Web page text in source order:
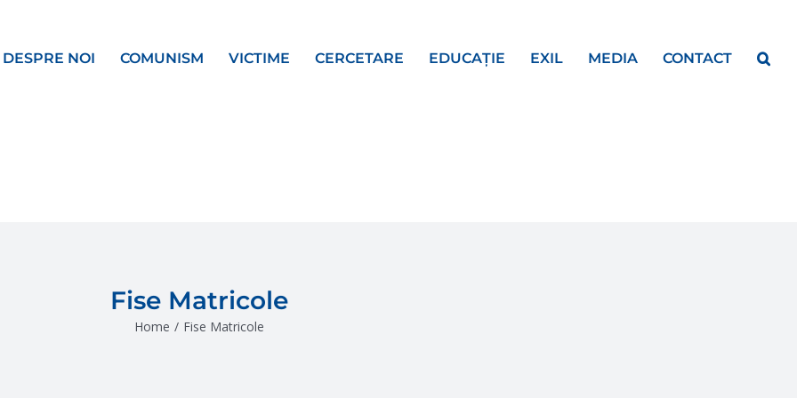
DESPRE NOI COMUNISM VICTIME CERCETARE EDUCAȚIE EXIL MEDIA CONTACT
Fise Matricole
Home / Fise Matricole